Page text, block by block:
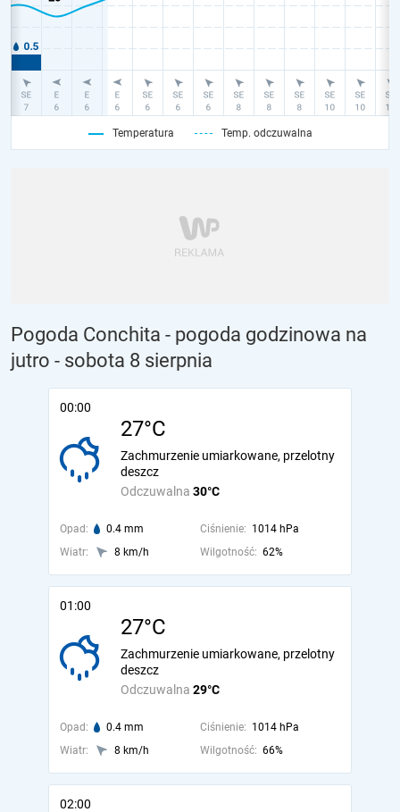
Temperatura Temp. odczuwalna
Pogoda Conchita - pogoda godzinowa na
jutro - sobota 8 sierpnia
00:00
27°C
Odczuwalna 30°C
Zachmurzenie umiarkowane, przelotny
deszcz
Opad: 0.4 mm Ciśnienie: 1014 hPa
Wiatr:
8 km/h Wilgotność: 62%
01:00
27°C
Odczuwalna 29°C
Zachmurzenie umiarkowane, przelotny
deszcz
Opad: 0.4 mm Ciśnienie: 1014 hPa
Wiatr:
8 km/h Wilgotność: 66%
02:00